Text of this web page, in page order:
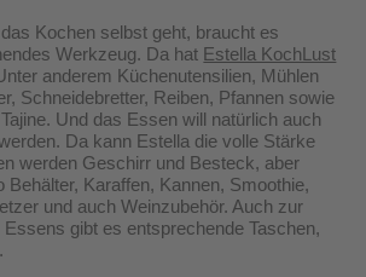
Kochen selbst geht, braucht es
Werkzeug. Da hat Estella KochLust
anderem Küchenutensilien, Mühlen
Schneidebretter, Reiben, Pfannen sowie
Und das Essen will natürlich auch
Da kann Estella die volle Stärke
werden Geschirr und Besteck, aber
Behälter, Karaffen, Kannen, Smoothie,
und auch Weinzubehör. Auch zur
gibt es entsprechende Taschen,